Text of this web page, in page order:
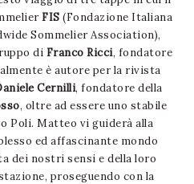
FIS (Fondazione Italiana
Sommelier Association),
di Franco Ricci, fondatore
è autore per la rivista
Cernilli, fondatore della
, oltre ad essere uno stabile
Poli. Matteo vi guiderà alla
ed affascinante mondo
dei nostri sensi e della loro
proseguendo con la